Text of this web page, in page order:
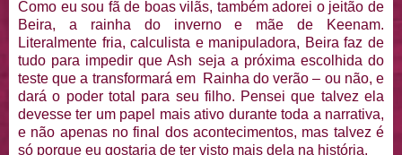
Como eu sou fã de boas vilãs, também adorei o jeitão de
Beira, a rainha do inverno e mãe de Keenam.
Literalmente fria, calculista e manipuladora, Beira faz de
tudo para impedir que Ash seja a próxima escolhida do
teste que a transformará em Rainha do verão – ou não, e
dará o poder total para seu filho. Pensei que talvez ela
devesse ter um papel mais ativo durante toda a narrativa,
e não apenas no final dos acontecimentos, mas talvez é
só porque eu gostaria de ter visto mais dela na história.